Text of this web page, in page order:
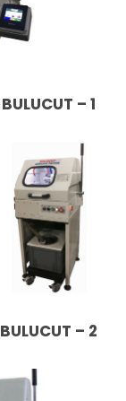
BULUCUT – 1
BULUCUT – 2